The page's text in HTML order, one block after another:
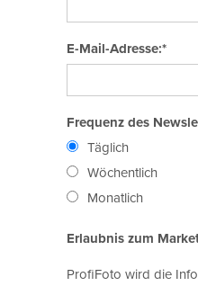
E-Mail-Adresse:*
Frequenz des
Täglich
Wöchentlich
Monatlich
Erlaubnis zum
ProfiFoto wird die